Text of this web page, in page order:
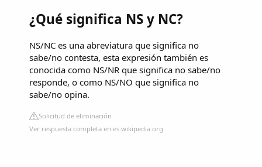
¿Qué significa NS y NC?
NS/NC es una abreviatura que significa no
sabe/no contesta, esta expresión también es
conocida como NS/NR que significa no sabe/no
responde, o como NS/NO que significa no
sabe/no opina.
Solicitud de eliminación
Ver respuesta completa en es.wikipedia.org